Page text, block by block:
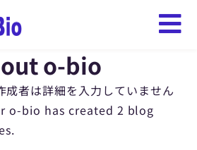
o-bio
成者は詳細を入力していません
o-bio has created 2 blog